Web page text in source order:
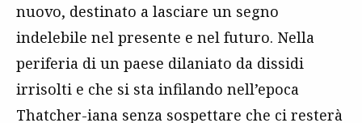
nuovo, destinato a lasciare un segno
indelebile nel presente e nel futuro. Nella
periferia di un paese dilaniato da dissidi
irrisolti e che si sta infilando nell’epoca
Thatcher-iana senza sospettare che ci resterà